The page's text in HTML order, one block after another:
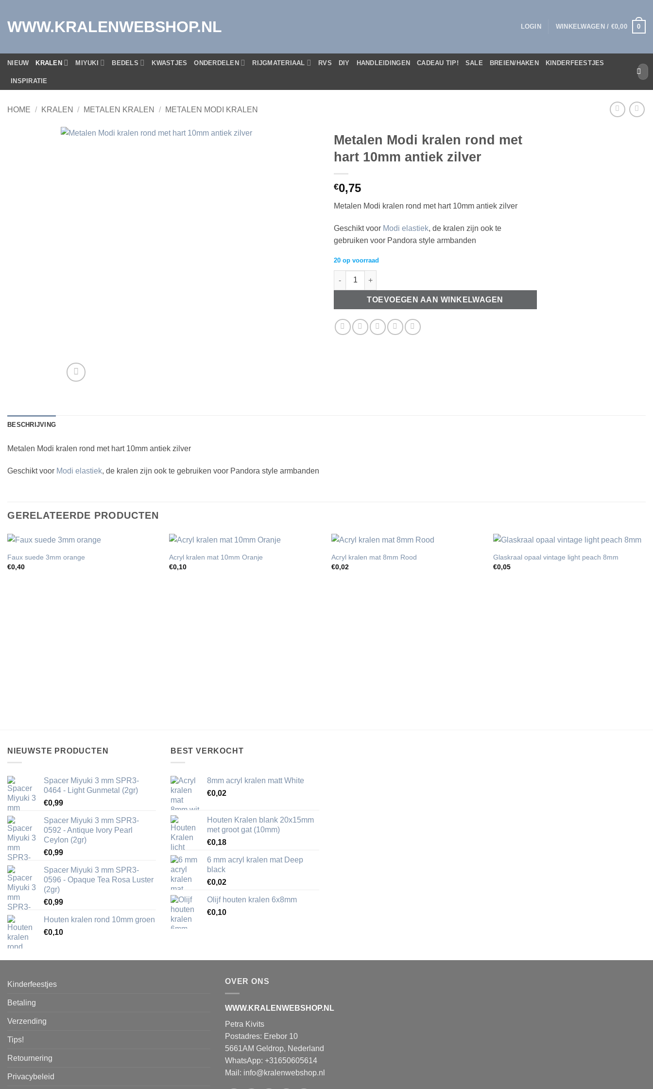
inhoud
WWW.KRALENWEBSHOP.NL LOGIN WINKELWAGEN / €0,00 0
NIEUW KRALEN MIYUKI BEDELS KWASTJES ONDERDELEN RIJGMATERIAAL RVS DIY HANDLEIDINGEN CADEAU TIP! SALE BREIEN/HAKEN KINDERFEESTJES
INSPIRATIE
naar:
HOME / KRALEN / METALEN KRALEN / METALEN MODI KRALEN
Metalen Modi kralen rond met
hart 10mm antiek zilver
€0,75
Metalen Modi kralen rond met hart 10mm antiek zilver
Geschikt voor Modi elastiek, de kralen zijn ook te
gebruiken voor Pandora style armbanden
20 op voorraad
Metalen Modi kralen rond met hart 10mm antiek zilver aantal
TOEVOEGEN AAN WINKELWAGEN
BESCHRIJVING
Metalen Modi kralen rond met hart 10mm antiek zilver
Geschikt voor Modi elastiek, de kralen zijn ook te gebruiken voor Pandora style armbanden
GERELATEERDE PRODUCTEN
Faux suede 3mm orange
€0,40
Acryl kralen mat 10mm Oranje
€0,10
Acryl kralen mat 8mm Rood
€0,02
Glaskraal opaal vintage light peach 8mm
€0,05
NIEUWSTE PRODUCTEN
Spacer Miyuki 3 mm SPR3-
0464 - Light Gunmetal (2gr)
€0,99
Spacer Miyuki 3 mm SPR3-
0592 - Antique Ivory Pearl
Ceylon (2gr)
€0,99
Spacer Miyuki 3 mm SPR3-
0596 - Opaque Tea Rosa Luster
(2gr)
€0,99
Houten kralen rond 10mm groen
€0,10
BEST VERKOCHT
8mm acryl kralen matt White
€0,02
Houten Kralen blank 20x15mm
met groot gat (10mm)
€0,18
6 mm acryl kralen mat Deep
black
€0,02
Olijf houten kralen 6x8mm
€0,10
Kinderfeestjes
Betaling
Verzending
Tips!
Retournering
Privacybeleid
OVER ONS
WWW.KRALENWEBSHOP.NL
Petra Kivits
Postadres: Erebor 10
5661AM Geldrop, Nederland
WhatsApp: +31650605614
Mail: info@kralenwebshop.nl